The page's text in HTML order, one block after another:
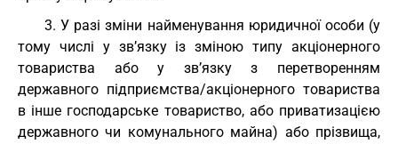
3. У разі зміни найменування юридичної особи (у
тому числі у зв’язку із зміною типу акціонерного
товариства або у зв’язку з перетворенням
державного підприємства/акціонерного товариства
в інше господарське товариство, або приватизацією
державного чи комунального майна) або прізвища,